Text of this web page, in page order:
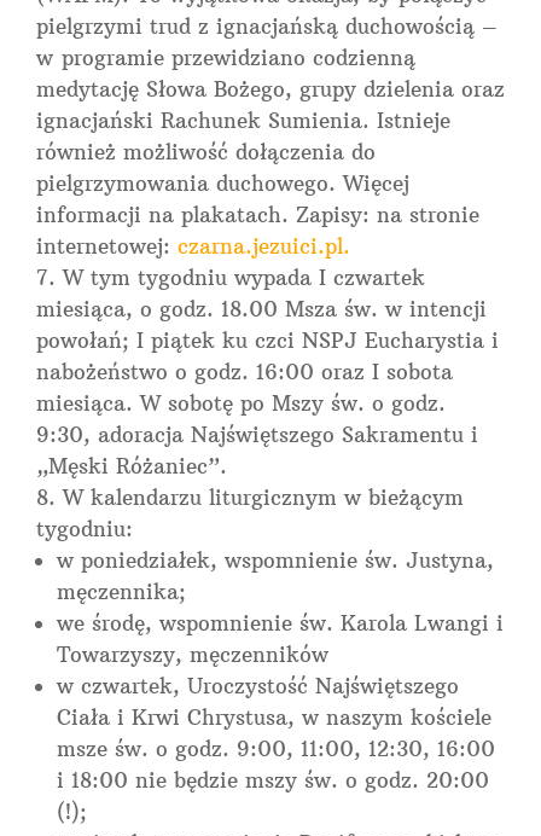
pielgrzymi trud z ignacjańską duchowością –
w programie przewidziano codzienną
medytację Słowa Bożego, grupy dzielenia oraz
ignacjański Rachunek Sumienia. Istnieje
również możliwość dołączenia do
pielgrzymowania duchowego. Więcej
informacji na plakatach. Zapisy: na stronie
internetowej: czarna.jezuici.pl.
W tym tygodniu wypada I czwartek
miesiąca, o godz. 18.00 Msza św. w intencji
powołań; I piątek ku czci NSPJ Eucharystia i
nabożeństwo o godz. 16:00 oraz I sobota
miesiąca. W sobotę po Mszy św. o godz.
9:30, adoracja Najświętszego Sakramentu i
„Męski Różaniec”.
W kalendarzu liturgicznym w bieżącym
tygodniu:
w poniedziałek, wspomnienie św. Justyna,
męczennika;
we środę, wspomnienie św. Karola Lwangi i
Towarzyszy, męczenników
w czwartek, Uroczystość Najświętszego
Ciała i Krwi Chrystusa, w naszym kościele
msze św. o godz. 9:00, 11:00, 12:30, 16:00
i 18:00 nie będzie mszy św. o godz. 20:00
(!);